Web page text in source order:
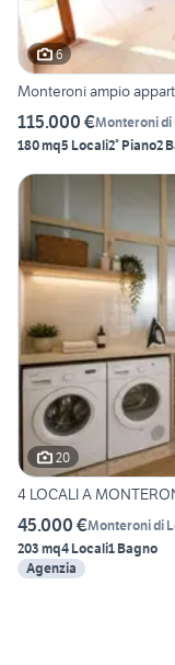
6
Monteroni ampio
115.000 €Monteroni di
180 mq5 Locali2° Piano2
20
4 LOCALI A
45.000 €Monteroni di
203 mq4 Locali1 Bagno
Agenzia